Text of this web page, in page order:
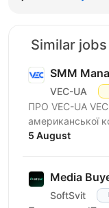
Similar jobs
SMM
VEC-UA
ПРО VEC-UA
американської
трансформує
5 August
Media
SoftSvit